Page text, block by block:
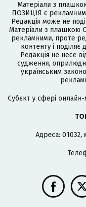
Матеріали з
ПОЗИЦІЯ є
Редакція може не
Матеріали з плашкою
рекламними, проте
контенту і поділяє
Редакція не несе
судження,
українським
Cубєкт у сфері онлайн-
Адреса: 01032,